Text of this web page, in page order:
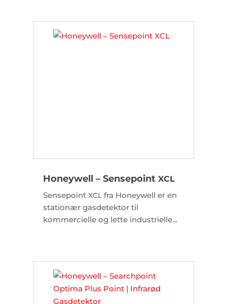
kalibrering direkte via Bluetooth.
Honeywell – Sensepoint XCL
Sensepoint XCLfra Honeywell er en
stationær gasdetektor til
kommercielle og lette industrielle
Bluetooth.